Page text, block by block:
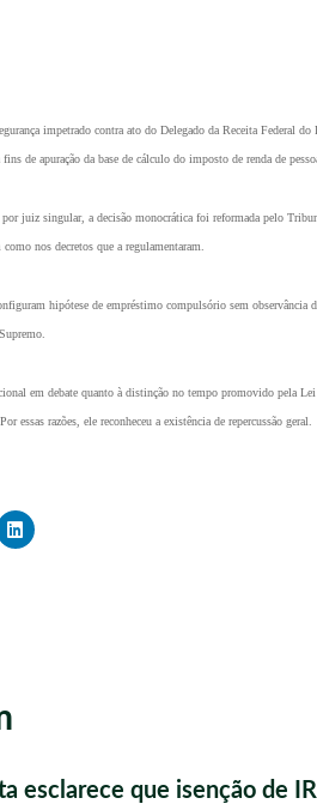
impetrado contra ato do Delegado da Receita Federal
de apuração da base de cálculo do imposto de renda de
por juiz singular, a decisão monocrática foi reformada pelo
nos decretos que a regulamentaram.
hipótese de empréstimo compulsório sem
em debate quanto à distinção no tempo promovido pela
essas razões, ele reconheceu a existência de repercussão geral.
esclarece que isenção de IR